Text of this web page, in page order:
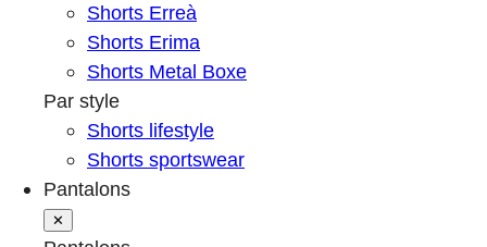
Shorts Erreà
Shorts Erima
Shorts Metal Boxe
Par style
Shorts lifestyle
Shorts sportswear
Pantalons
✕